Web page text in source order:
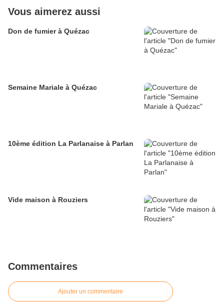
Vous aimerez aussi
Don de fumier à Quézac
Semaine Mariale à Quézac
10ème édition La Parlanaise à Parlan
Vide maison à Rouziers
Commentaires
Ajouter un commentaire